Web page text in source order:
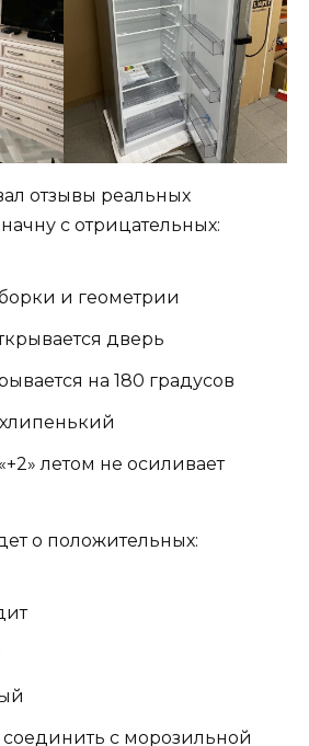
отзывы реальных
с отрицательных:
и геометрии
дверь
на 180 градусов
летом не осиливает
о положительных:
с морозильной